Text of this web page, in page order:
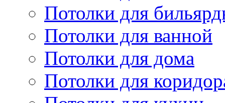
Потолки для
Потолки для ванной
Потолки для дома
Потолки для